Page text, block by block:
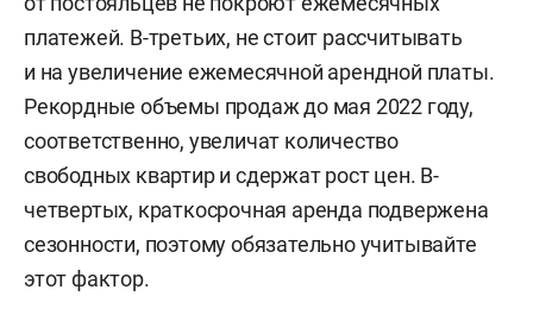
платежей. В-третьих, не стоит рассчитывать
и на увеличение ежемесячной арендной платы.
Рекордные объемы продаж до мая 2022 году,
соответственно, увеличат количество
свободных квартир и сдержат рост цен. В-
четвертых, краткосрочная аренда подвержена
сезонности, поэтому обязательно учитывайте
этот фактор.